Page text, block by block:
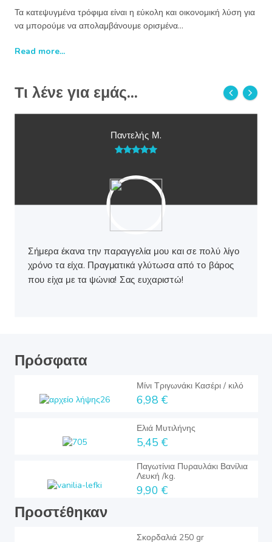
Τα κατεψυγμένα τρόφιμα είναι η εύκολη και οικονομική λύση για
να μπορούμε να απολαμβάνουμε ορισμένα…
Read more...
Τι λένε για εμάς...
Παντελής Μ.
Σήμερα έκανα την παραγγελία μου και σε πολύ λίγο
χρόνο τα είχα. Πραγματικά γλύτωσα από το βάρος
που είχα με τα ψώνια! Σας ευχαριστώ!
Πρόσφατα
Μίνι Τριγωνάκι Κασέρι / κιλό
6,98 €
Ελιά Μυτιλήνης
5,45 €
Παγωτίνια Πυραυλάκι Βανίλια
Λευκή /kg.
9,90 €
Προστέθηκαν
Σκορδαλιά 250 gr